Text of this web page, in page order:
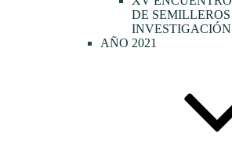
DE
AÑO 2021